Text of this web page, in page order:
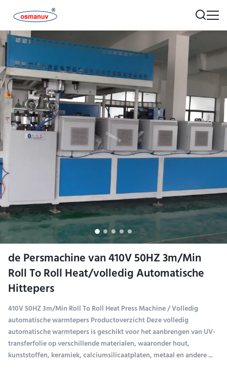
de Persmachine van 410V 50HZ 3m/Min
Roll To Roll Heat/volledig Automatische
Hittepers
410V 50HZ 3m/Min Roll To Roll Heat Press Machine / Volledig
automatische warmtepers Productoverzicht Deze volledig
automatische warmtepers is geschikt voor het aanbrengen van UV-
transferfolie op verschillende materialen, waaronder hout,
kunststoffen, keramiek, calciumsilicaatplaten, metaal en andere ...